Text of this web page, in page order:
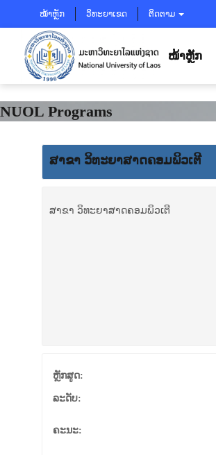
ໝ້າຫຼັກ ວິທະຍາເຂດ ຕິດຕາມ
ໜ້າຫຼັກ
NUOL Programs
ສາ­ຂາ ວິ­ທະ­ຍາ­ສາດ​ຄອມ​ພິວ​ເຕີ
ສາ­ຂາ ວິ­ທະ­ຍາ­ສາດ​ຄອມ​ພິວ​ເຕີ
ຫຼັກສູດ:
ລະດັບ:
ຄະນະ: